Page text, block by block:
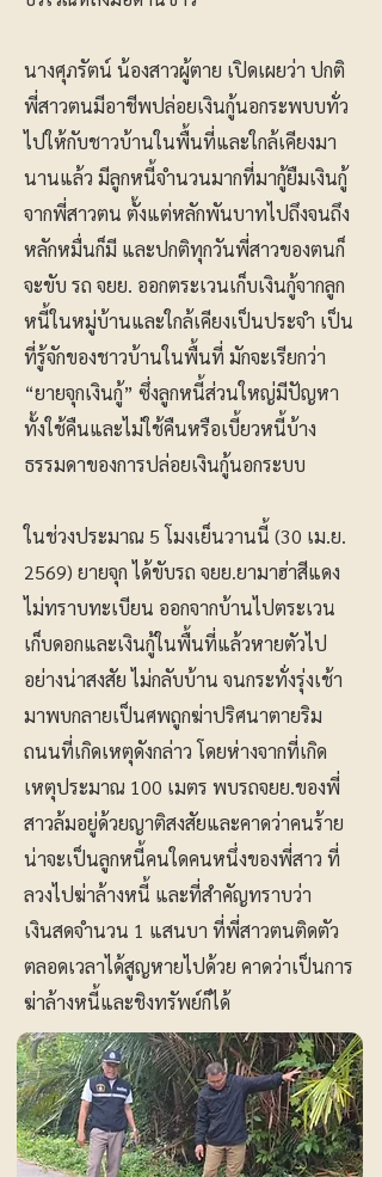
นางศุภรัตน์ น้องสาวผู้ตาย เปิดเผยว่า ปกติ
พี่สาวตนมีอาชีพปล่อยเงินกู้นอกระพบบทั่ว
ไปให้กับชาวบ้านในพื้นที่และใกล้เคียงมา
นานแล้ว มีลูกหนี้จำนวนมากที่มากู้ยืมเงินกู้
จากพี่สาวตน ตั้งแต่หลักพันบาทไปถึงจนถึง
หลักหมื่นก็มี และปกติทุกวันพี่สาวของตนก็
จะขับ รถ จยย. ออกตระเวนเก็บเงินกู้จากลูก
หนี้ในหมู่บ้านและใกล้เคียงเป็นประจำ เป็น
ที่รู้จักของชาวบ้านในพื้นที่ มักจะเรียกว่า
“ยายจุกเงินกู้” ซึ่งลูกหนี้ส่วนใหญ่มีปัญหา
ทั้งใช้คืนและไม่ใช้คืนหรือเบี้ยวหนี้บ้าง
ธรรมดาของการปล่อยเงินกู้นอกระบบ
ในช่วงประมาณ 5 โมงเย็นวานนี้ (30 เม.ย.
2569) ยายจุก ได้ขับรถ จยย.ยามาฮ่าสีแดง
ไม่ทราบทะเบียน ออกจากบ้านไปตระเวน
เก็บดอกและเงินกู้ในพื้นที่แล้วหายตัวไป
อย่างน่าสงสัย ไม่กลับบ้าน จนกระทั่งรุ่งเช้า
มาพบกลายเป็นศพถูกฆ่าปริศนาตายริม
ถนนที่เกิดเหตุดังกล่าว โดยห่างจากที่เกิด
เหตุประมาณ 100 เมตร พบรถจยย.ของพี่
สาวล้มอยู่ด้วยญาติสงสัยและคาดว่าคนร้าย
น่าจะเป็นลูกหนี้คนใดคนหนึ่งของพี่สาว ที่
ลวงไปฆ่าล้างหนี้ และที่สำคัญทราบว่า
เงินสดจำนวน 1 แสนบา ที่พี่สาวตนติดตัว
ตลอดเวลาได้สูญหายไปด้วย คาดว่าเป็นการ
ฆ่าล้างหนี้และชิงทรัพย์ก็ได้